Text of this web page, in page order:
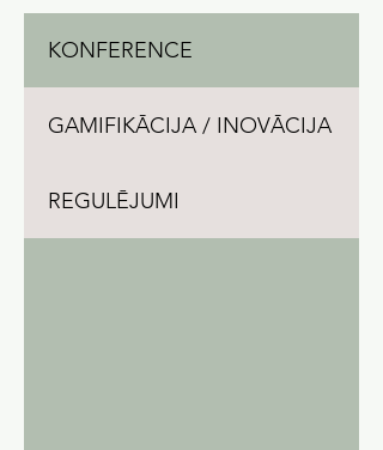
KONFERENCE
GAMIFIKĀCIJA / INOVĀCIJA
REGULĒJUMI